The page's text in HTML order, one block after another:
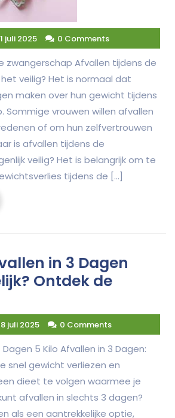
juli 2025 0 Comments
zwangerschap Afvallen tijdens de
veilig? Het is normaal dat
maken over hun gewicht tijdens
Sommige vrouwen willen afvallen
of om hun zelfvertrouwen
is afvallen tijdens de
veilig? Het is belangrijk om te
tijdens de […]
in 3 Dagen
Ontdek de
juli 2025 0 Comments
5 Kilo Afvallen in 3 Dagen:
snel gewicht verliezen en
dieet te volgen waarmee je
afvallen in slechts 3 dagen?
als een aantrekkelijke optie,